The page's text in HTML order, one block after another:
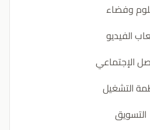
وفضاء
الفيديو
الإجتماعي
التشغيل
التسويق